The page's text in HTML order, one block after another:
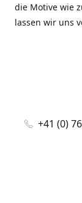
die Motive wie
lassen wir uns
+41 (0)